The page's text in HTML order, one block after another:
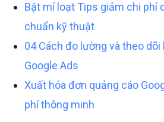
Bật mí loạt Tips giảm chi phí
chuẩn kỹ thuật
04 Cách đo lường và theo
Google Ads
Xuất hóa đơn quảng cáo
phí thông minh